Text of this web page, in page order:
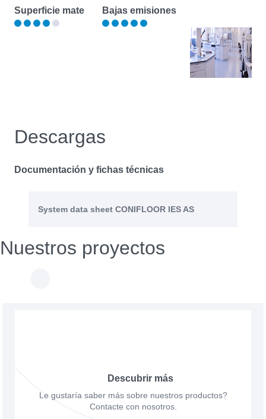
Superficie mate Bajas emisiones
Descargas
Documentación y fichas técnicas
System data sheet CONIFLOOR IES AS
Nuestros proyectos
Descubrir más
Le gustaría saber más sobre nuestros productos?
Contacte con nosotros.